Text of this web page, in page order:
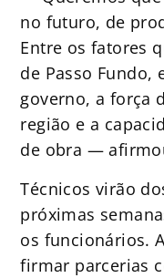
no futuro, de
Entre os fatores
de Passo Fundo,
governo, a força
região e a
de obra —
Técnicos virão
próximas
os funcionários.
firmar parcerias